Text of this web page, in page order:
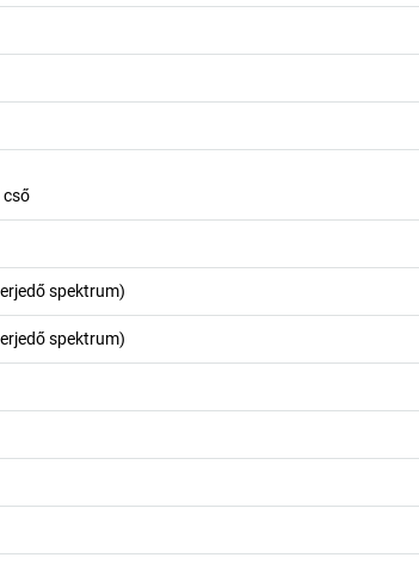
cső
spektrum)
spektrum)